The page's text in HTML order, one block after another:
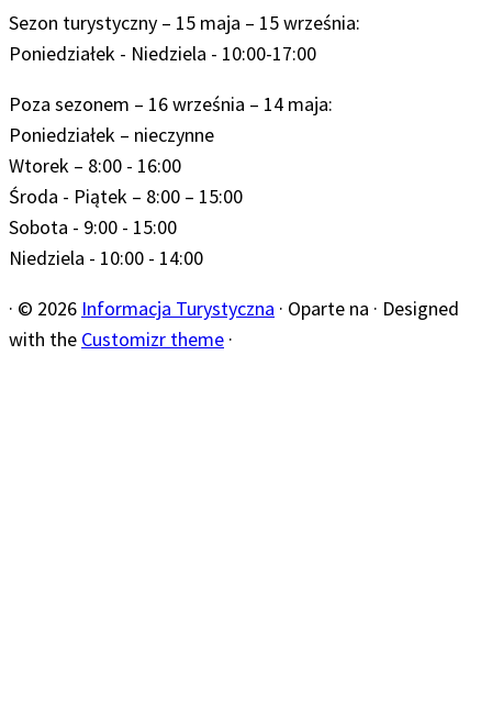
Sezon turystyczny – 15 maja – 15 września:
Poniedziałek - Niedziela - 10:00-17:00
Poza sezonem – 16 września – 14 maja:
Poniedziałek – nieczynne
Wtorek – 8:00 - 16:00
Środa - Piątek – 8:00 – 15:00
Sobota - 9:00 - 15:00
Niedziela - 10:00 - 14:00
· © 2026 Informacja Turystyczna · Oparte na · Designed
with the Customizr theme ·